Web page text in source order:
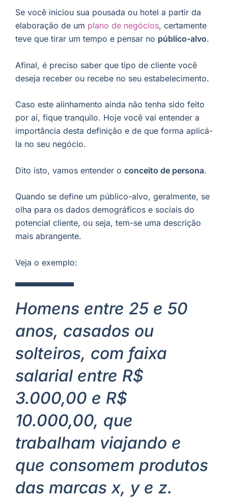
Se você iniciou sua pousada ou hotel a partir da
elaboração de um plano de negócios, certamente
teve que tirar um tempo e pensar no público-alvo.
Afinal, é preciso saber que tipo de cliente você
deseja receber ou recebe no seu estabelecimento.
Caso este alinhamento ainda não tenha sido feito
por aí, fique tranquilo. Hoje você vai entender a
importância desta definição e de que forma aplicá-
la no seu negócio.
Dito isto, vamos entender o conceito de persona.
Quando se define um público-alvo, geralmente, se
olha para os dados demográficos e sociais do
potencial cliente, ou seja, tem-se uma descrição
mais abrangente.
Veja o exemplo:
Homens entre 25 e 50
anos, casados ou
solteiros, com faixa
salarial entre R$
3.000,00 e R$
10.000,00, que
trabalham viajando e
que consomem produtos
das marcas x, y e z.